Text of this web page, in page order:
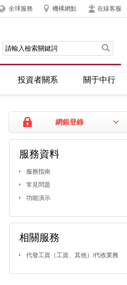
全球服務 機構網點 在線客服
投資者關系 關于中行
網銀登錄
服務資料
服務指南
常見問題
功能演示
相關服務
代發工資（工資、其他）/代收業務